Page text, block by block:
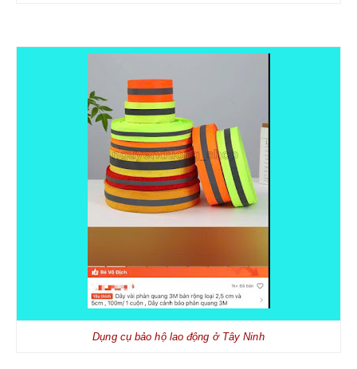
Dụng cụ bảo hộ lao động ở Tây Ninh